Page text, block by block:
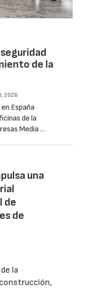
de la
2026
España
de la
Media …
una
de
de
la